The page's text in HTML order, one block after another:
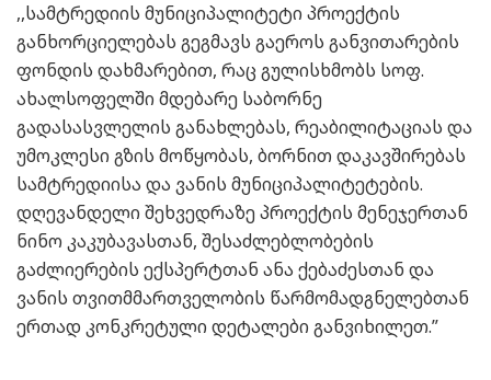
,,სამტრედიის მუნიციპალიტეტი პროექტის
განხორციელებას გეგმავს გაეროს განვითარების
ფონდის დახმარებით, რაც გულისხმობს სოფ.
ახალსოფელში მდებარე საბორნე
გადასასვლელის განახლებას, რეაბილიტაციას და
უმოკლესი გზის მოწყობას, ბორნით დაკავშირებას
სამტრედიისა და ვანის მუნიციპალიტეტების.
დღევანდელი შეხვედრაზე პროექტის მენეჯერთან
ნინო კაკუბავასთან, შესაძლებლობების
გაძლიერების ექსპერტთან ანა ქებაძესთან და
ვანის თვითმმართველობის წარმომადგნელებთან
ერთად კონკრეტული დეტალები განვიხილეთ.”